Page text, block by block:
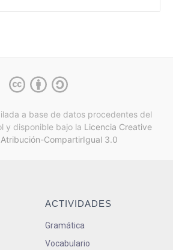
a base de datos procedentes del
y disponible bajo la Licencia Creative
CompartirIgual 3.0
ACTIVIDADES
Gramática
Vocabulario